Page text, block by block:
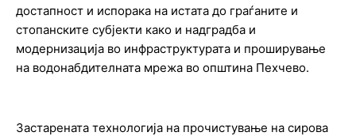
достапност и испорака на истата до граѓаните и
стопанските субјекти како и надградба и
модернизација во инфраструктурата и проширување
на водонабдителната мрежа во општина Пехчево.
Застарената технологија на прочистување на сирова